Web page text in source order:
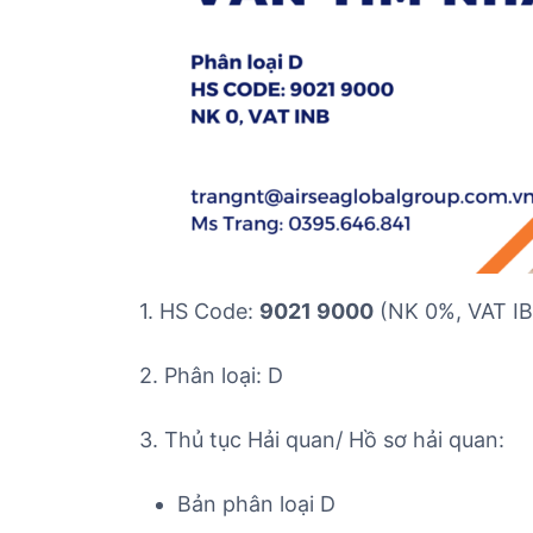
1. HS Code: 9021 9000 (NK 0%, VAT
2. Phân loại: D
3. Thủ tục Hải quan/ Hồ sơ hải quan:
Bản phân loại D